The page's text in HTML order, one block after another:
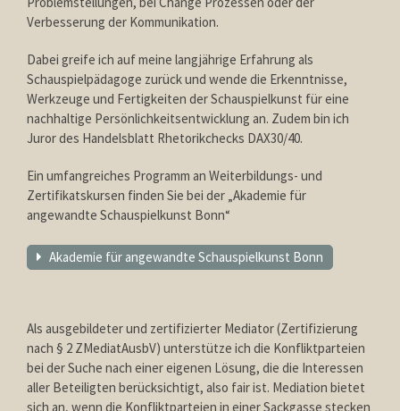
Verbesserung der Kommunikation.
Dabei greife ich auf meine langjährige Erfahrung als
Schauspielpädagoge zurück und wende die Erkenntnisse,
Werkzeuge und Fertigkeiten der Schauspielkunst für eine
nachhaltige Persönlichkeitsentwicklung an. Zudem bin ich
Juror des Handelsblatt Rhetorikchecks DAX30/40.
Ein umfangreiches Programm an Weiterbildungs- und
Zertifikatskursen finden Sie bei der „Akademie für
angewandte Schauspielkunst Bonn“
Akademie für angewandte Schauspielkunst Bonn
Als ausgebildeter und zertifizierter Mediator (Zertifizierung
nach § 2 ZMediatAusbV) unterstütze ich die Konfliktparteien
bei der Suche nach einer eigenen Lösung, die die Interessen
aller Beteiligten berücksichtigt, also fair ist. Mediation bietet
sich an, wenn die Konfliktparteien in einer Sackgasse stecken